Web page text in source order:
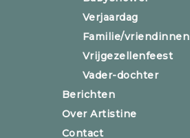
Verjaardag
Familie/vriendinnen
Vrijgezellenfeest
Vader-dochter
Berichten
Over Artistine
Contact